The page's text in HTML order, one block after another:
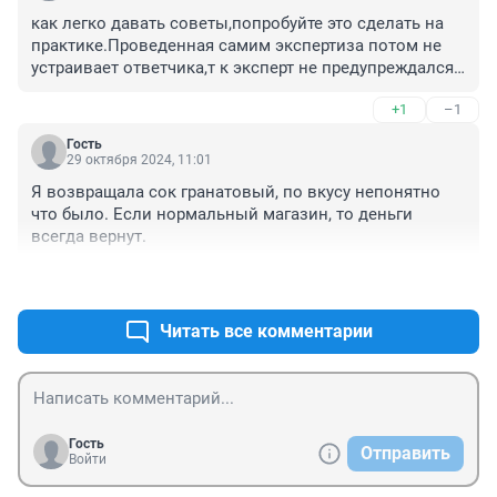
как легко давать советы,попробуйте это сделать на
практике.Проведенная самим экспертиза потом не
устраивает ответчика,т к эксперт не предупреждался
показаний.Суд дважды отклонял собственно ручно
написанный иск,то написано не так,то посчитано не
так,хотя я думала,что высшего образования
потраченное время и нервы никто не
вернет.Судиться можно,но не в нашей стране
+1 –1
Гость
29 октября 2024, 11:01
Я возвращала сок гранатовый, по вкусу непонятно
что было. Если нормальный магазин, то деньги
всегда вернут.
Читать все комментарии
Гость
Войти
Отправить